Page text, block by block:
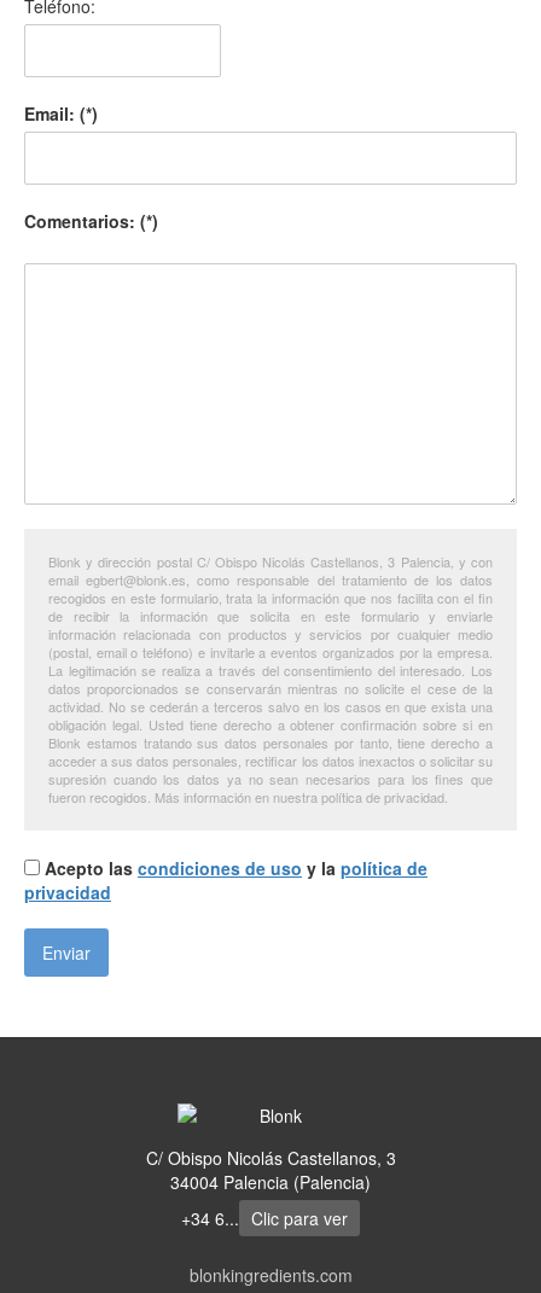
Teléfono:
Email: (*)
Comentarios: (*)
Blonk y dirección postal C/ Obispo Nicolás Castellanos, 3 Palencia, y con
email egbert@blonk.es, como responsable del tratamiento de los datos
recogidos en este formulario, trata la información que nos facilita con el fin
de recibir la información que solicita en este formulario y enviarle
información relacionada con productos y servicios por cualquier medio
(postal, email o teléfono) e invitarle a eventos organizados por la empresa.
La legitimación se realiza a través del consentimiento del interesado. Los
datos proporcionados se conservarán mientras no solicite el cese de la
actividad. No se cederán a terceros salvo en los casos en que exista una
obligación legal. Usted tiene derecho a obtener confirmación sobre si en
Blonk estamos tratando sus datos personales por tanto, tiene derecho a
acceder a sus datos personales, rectificar los datos inexactos o solicitar su
supresión cuando los datos ya no sean necesarios para los fines que
fueron recogidos. Más información en nuestra política de privacidad.
Acepto las condiciones de uso y la política de
privacidad
C/ Obispo Nicolás Castellanos, 3
34004 Palencia (Palencia)
+34 6... Clic para ver
blonkingredients.com